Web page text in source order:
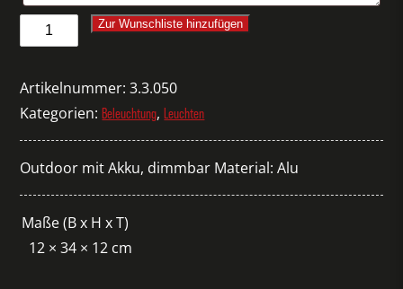
Tischlampe
Essence
Menge
Zur Wunschliste hinzufügen
Artikelnummer:3.3.050
Kategorien:Beleuchtung,Leuchten
Outdoor mit Akku, dimmbar Material: Alu
Maße (B x H x T)
12 × 34 × 12 cm